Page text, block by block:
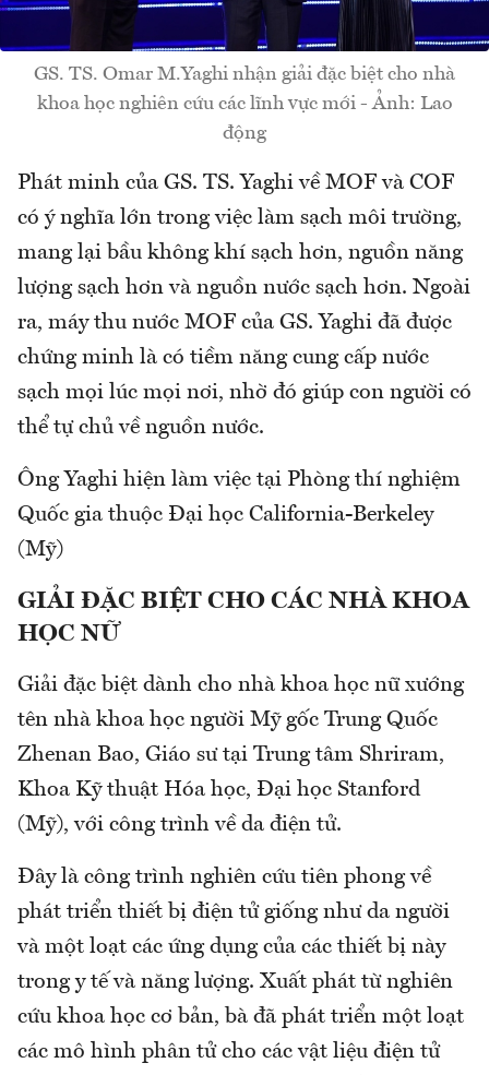
GS. TS. Omar M.Yaghi nhận giải đặc biệt cho nhà
khoa học nghiên cứu các lĩnh vực mới - Ảnh: Lao
động
Phát minh của GS. TS. Yaghi về MOF và COF
có ý nghĩa lớn trong việc làm sạch môi trường,
mang lại bầu không khí sạch hơn, nguồn năng
lượng sạch hơn và nguồn nước sạch hơn. Ngoài
ra, máy thu nước MOF của GS. Yaghi đã được
chứng minh là có tiềm năng cung cấp nước
sạch mọi lúc mọi nơi, nhờ đó giúp con người có
thể tự chủ về nguồn nước.
Ông Yaghi hiện làm việc tại Phòng thí nghiệm
Quốc gia thuộc Đại học California-Berkeley
(Mỹ)
GIẢI ĐẶC BIỆT CHO CÁC NHÀ KHOA
HỌC NỮ
Giải đặc biệt dành cho nhà khoa học nữ xướng
tên nhà khoa học người Mỹ gốc Trung Quốc
Zhenan Bao, Giáo sư tại Trung tâm Shriram,
Khoa Kỹ thuật Hóa học, Đại học Stanford
(Mỹ), với công trình về da điện tử.
Đây là công trình nghiên cứu tiên phong về
phát triển thiết bị điện tử giống như da người
và một loạt các ứng dụng của các thiết bị này
trong y tế và năng lượng. Xuất phát từ nghiên
cứu khoa học cơ bản, bà đã phát triển một loạt
các mô hình phân tử cho các vật liệu điện tử